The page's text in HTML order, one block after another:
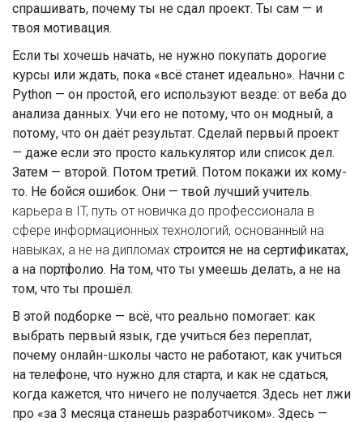
спрашивать, почему ты не сдал проект. Ты сам — и
твоя мотивация.
Если ты хочешь начать, не нужно покупать дорогие
курсы или ждать, пока «всё станет идеально». Начни с
Python — он простой, его используют везде: от веба до
анализа данных. Учи его не потому, что он модный, а
потому, что он даёт результат. Сделай первый проект
— даже если это просто калькулятор или список дел.
Затем — второй. Потом третий. Потом покажи их кому-
то. Не бойся ошибок. Они — твой лучший учитель.
карьера в IT, путь от новичка до профессионала в
сфере информационных технологий, основанный на
навыках, а не на дипломах строится не на сертификатах,
а на портфолио. На том, что ты умеешь делать, а не на
том, что ты прошёл.
В этой подборке — всё, что реально помогает: как
выбрать первый язык, где учиться без переплат,
почему онлайн-школы часто не работают, как учиться
на телефоне, что нужно для старта, и как не сдаться,
когда кажется, что ничего не получается. Здесь нет лжи
про «за 3 месяца станешь разработчиком». Здесь —